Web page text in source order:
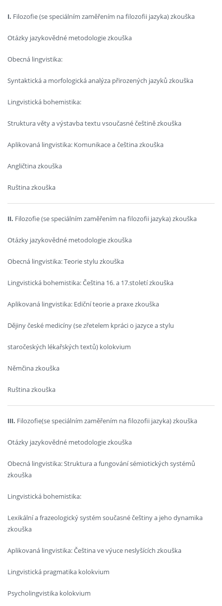
I. Filozofie (se speciálním zaměřením na filozofii jazyka) zkouška
Otázky jazykovědné metodologie zkouška
Obecná lingvistika:
Syntaktická a morfologická analýza přirozených jazyků zkouška
Lingvistická bohemistika:
Struktura věty a výstavba textu vsoučasné češtině zkouška
Aplikovaná lingvistika: Komunikace a čeština zkouška
Angličtina zkouška
Ruština zkouška
II. Filozofie (se speciálním zaměřením na filozofii jazyka) zkouška
Otázky jazykovědné metodologie zkouška
Obecná lingvistika: Teorie stylu zkouška
Lingvistická bohemistika: Čeština 16. a 17.století zkouška
Aplikovaná lingvistika: Ediční teorie a praxe zkouška
Dějiny české medicíny (se zřetelem kpráci o jazyce a stylu
staročeských lékařských textů) kolokvium
Němčina zkouška
Ruština zkouška
III. Filozofie(se speciálním zaměřením na filozofii jazyka) zkouška
Otázky jazykovědné metodologie zkouška
Obecná lingvistika: Struktura a fungování sémiotických systémů
zkouška
Lingvistická bohemistika:
Lexikální a frazeologický systém současné češtiny a jeho dynamika
zkouška
Aplikovaná lingvistika: Čeština ve výuce neslyšících zkouška
Lingvistická pragmatika kolokvium
Psycholingvistika kolokvium